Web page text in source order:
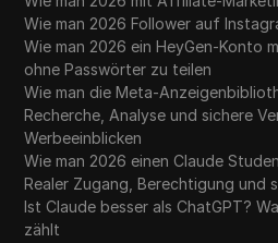
Wie man 2026 Follower auf
Wie man 2026 ein HeyGen-Konto
ohne Passwörter zu teilen
Wie man die Meta-
Recherche, Analyse und sichere
Werbeeinblicken
Wie man 2026 einen Claude
Realer Zugang, Berechtigung und
Ist Claude besser als ChatGPT?
zählt